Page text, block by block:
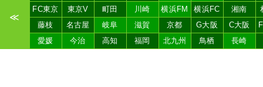
≪
FC東京
東京V 町田 川崎 横浜FM 横浜FC 湘南
藤枝
名古屋 岐阜 滋賀 京都 G大阪 C大阪
愛媛
今治 高知 福岡 北九州 鳥栖 長崎